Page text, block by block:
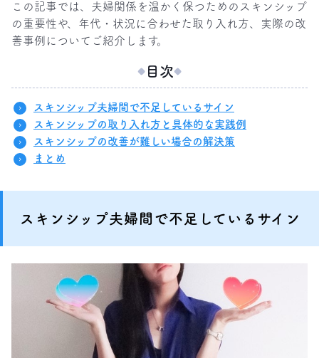
この記事では、夫婦関係を温かく保つためのスキンシップ
の重要性や、年代・状況に合わせた取り入れ方、実際の改
善事例についてご紹介します。
目次
スキンシップ夫婦間で不足しているサイン
スキンシップの取り入れ方と具体的な実践例
スキンシップの改善が難しい場合の解決策
まとめ
スキンシップ夫婦間で不足しているサイン